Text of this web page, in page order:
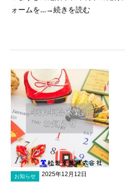
ォームを...→続きを読む
お知らせ 2025年12月12日